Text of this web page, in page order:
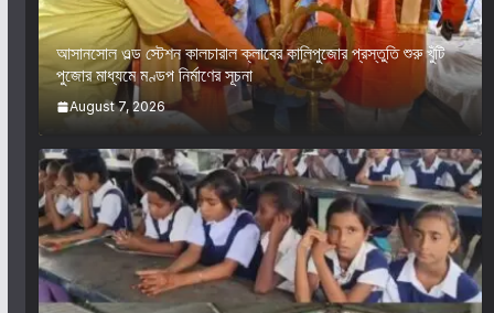
আসানসোল ওল্ড স্টেশন কালচারাল ক্লাবের কালিপুজোর প্রস্তুতি শুরু খুঁটি
পুজোর মাধ্যমে মণ্ডপ নির্মাণের সূচনা
August 7, 2026